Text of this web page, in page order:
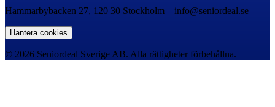
Hammarbybacken 27, 120 30 Stockholm – info@seniordeal.se
Hantera cookies
© 2026 Seniordeal Sverige AB. Alla rättigheter förbehållna.